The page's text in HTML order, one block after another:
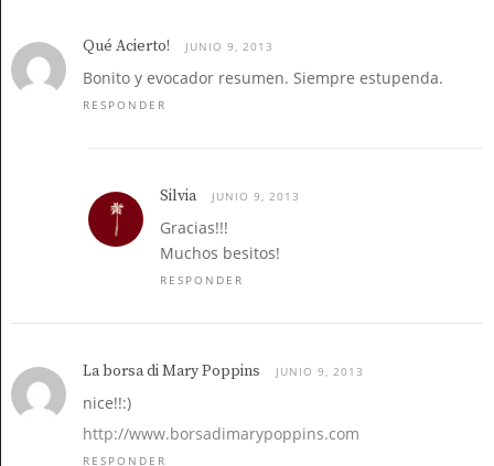
Qué Acierto! JUNIO 9, 2013
Bonito y evocador resumen. Siempre estupenda.
RESPONDER
Silvia JUNIO 9, 2013
Gracias!!!
Muchos besitos!
RESPONDER
La borsa di Mary Poppins JUNIO 9, 2013
nice!!:)
http://www.borsadimarypoppins.com
RESPONDER